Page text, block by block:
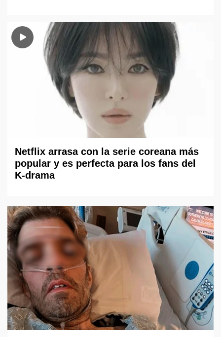
Netflix arrasa con la serie coreana más
popular y es perfecta para los fans del
K-drama